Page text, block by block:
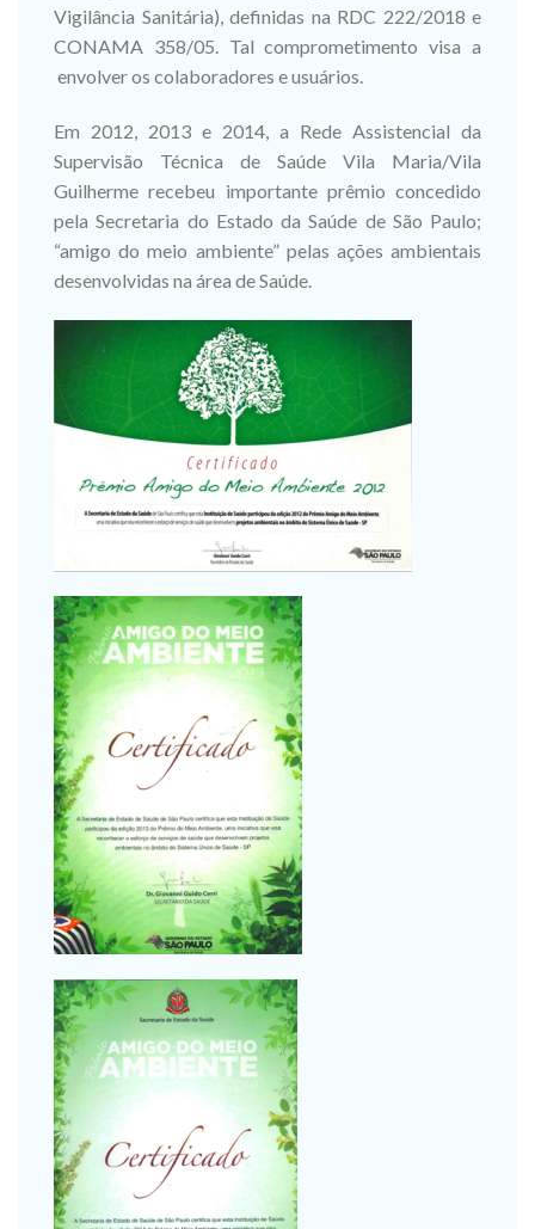
Vigilância Sanitária), definidas na RDC 222/2018 e
CONAMA 358/05. Tal comprometimento visa a
envolver os colaboradores e usuários.
Em 2012, 2013 e 2014, a Rede Assistencial da
Supervisão Técnica de Saúde Vila Maria/Vila
Guilherme recebeu importante prêmio concedido
pela Secretaria do Estado da Saúde de São Paulo;
“amigo do meio ambiente” pelas ações ambientais
desenvolvidas na área de Saúde.